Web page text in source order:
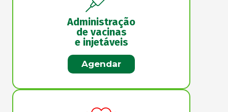
Administração
de vacinas
e injetáveis
Agendar